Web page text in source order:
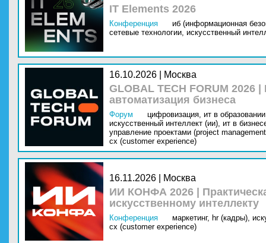
IT Elements 2026
Конференция
иб (информационная
сетевые технологии, искусственный
16.10.2026 | Москва
GLOBAL TECH FORUM
автоматизация бизнеса
Форум цифровизация, ит в
искусственный интеллект (ии), ит в
управление проектами (project
cx (customer experience)
16.11.2026 | Москва
ИИ КОНФА 2026 |
искусственному интеллекту
Конференция маркетинг, hr (кадры),
cx (customer experience)